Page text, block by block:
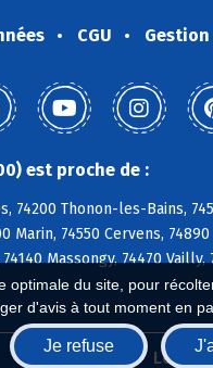
du site, pour
d'avis à tout moment en
Je refuse
CGU
est proche de :
Thonon-les-Bains,
Marin, 74550 Cervens,
Massongy, 74470
Biocoop.fr Le